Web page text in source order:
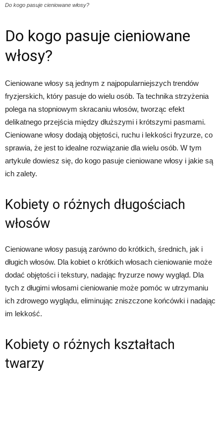
Do kogo pasuje cieniowane włosy?
Do kogo pasuje cieniowane
włosy?
Cieniowane włosy są jednym z najpopularniejszych trendów
fryzjerskich, który pasuje do wielu osób. Ta technika strzyżenia
polega na stopniowym skracaniu włosów, tworząc efekt
delikatnego przejścia między dłuższymi i krótszymi pasmami.
Cieniowane włosy dodają objętości, ruchu i lekkości fryzurze, co
sprawia, że ​​jest to idealne rozwiązanie dla wielu osób. W tym
artykule dowiesz się, do kogo pasuje cieniowane włosy i jakie są
ich zalety.
Kobiety o różnych długościach
włosów
Cieniowane włosy pasują zarówno do krótkich, średnich, jak i
długich włosów. Dla kobiet o krótkich włosach cieniowanie może
dodać objętości i tekstury, nadając fryzurze nowy wygląd. Dla
tych z długimi włosami cieniowanie może pomóc w utrzymaniu
ich zdrowego wyglądu, eliminując zniszczone końcówki i nadając
im lekkość.
Kobiety o różnych kształtach
twarzy